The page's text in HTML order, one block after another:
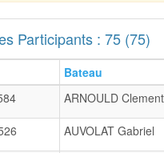
Participants : 75 (75)
Bateau
ARNOULD Clement
AUVOLAT Gabriel